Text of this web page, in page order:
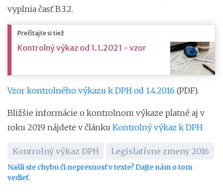
vyplnia časť B.3.2.
Prečítajte si tiež
Kontrolný výkaz od 1.1.2021 - vzor
Vzor kontrolného výkazu k DPH od 1.4.2016 (PDF).
Bližšie informácie o kontrolnom výkaze platné aj v
roku 2019 nájdete v článku Kontrolný výkaz k DPH
Kontrolný výkaz DPH Legislatívne zmeny 2016
Našli ste chybu či nepresnosť v texte? Dajte nám o tom
vedieť.